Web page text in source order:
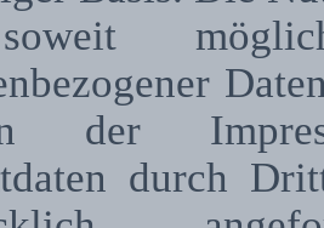
der
durch